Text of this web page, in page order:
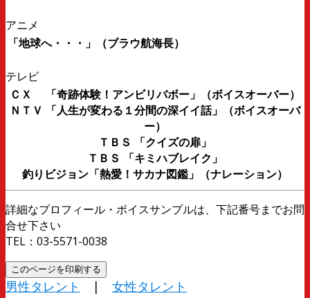
アニメ
「地球へ・・・」（ブラウ航海長）
テレビ
ＣＸ 「奇跡体験！アンビリバボー」（ボイスオーバー）
ＮＴＶ 「人生が変わる１分間の深イイ話」（ボイスオーバ
ー）
ＴＢＳ 「クイズの扉」
ＴＢＳ 「キミハブレイク」
釣りビジョン「熱愛！サカナ図鑑」（ナレーション）
詳細なプロフィール・ボイスサンプルは、下記番号までお問
合せ下さい
TEL：03-5571-0038
男性タレント | 女性タレント